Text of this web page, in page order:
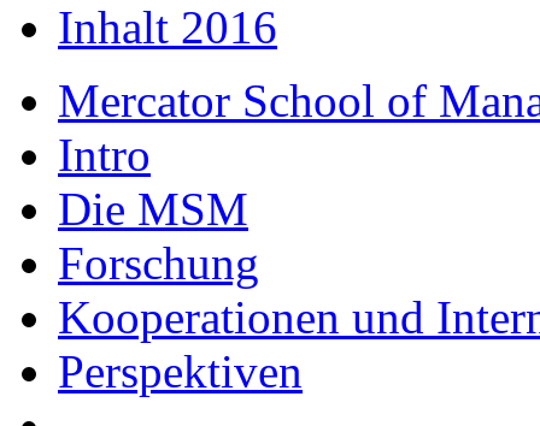
Inhalt 2016
Mercator School of
Intro
Die MSM
Forschung
Kooperationen und
Perspektiven